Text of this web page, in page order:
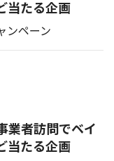
当たる企画
ンペーン
業者訪問でベイ
当たる企画